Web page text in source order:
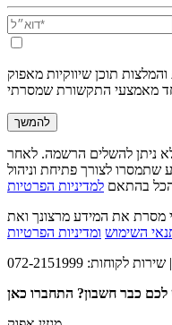
תוכן שיווקיות מאפוק
מאמצעי התקשורת שמסרתי
להמשך
ניתן להשלים הרשמה. לאחר
לצורך פתיחת וניהול
בהתאם
מסרת את המידע מרצונך ואת
השימוש ומדיניות הפרטיות
שירות לקוחות: 072-2151999 |
לכם כבר חשבון? התחברו כאן